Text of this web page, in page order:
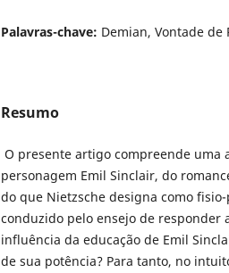
Palavras-chave: Demian, Vontade de
Resumo
O presente artigo compreende uma
personagem Emil Sinclair, do
do que Nietzsche designa como
conduzido pelo ensejo de responder
influência da educação de Emil
de sua potência? Para tanto, no